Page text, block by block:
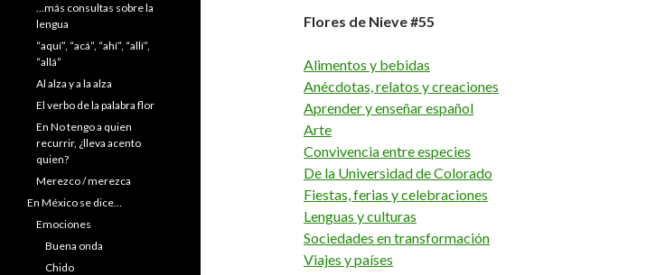
Flores de Nieve #55
Alimentos y bebidas
Anécdotas, relatos y creaciones
Aprender y enseñar español
Arte
Convivencia entre especies
De la Universidad de Colorado
Fiestas, ferias y celebraciones
Lenguas y culturas
Sociedades en transformación
Viajes y países
…más consultas sobre la
lengua
“aquí”, “acá”, “ahí”, “allí”,
“allá”
Al alza y a la alza
El verbo de la palabra flor
En No tengo a quien
recurrir, ¿lleva acento
quien?
Merezco / merezca
En México se dice…
Emociones
Buena onda
Chido